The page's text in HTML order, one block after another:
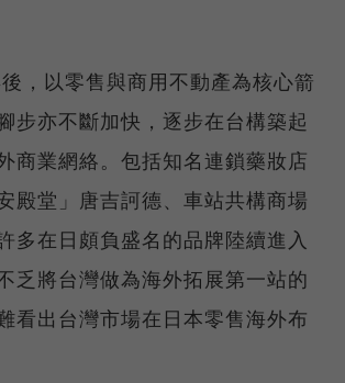
，以零售與商用不動產為核心箭
步亦不斷加快，逐步在台構築起
商業網絡。包括知名連鎖藥妝店
殿堂」唐吉訶德、車站共構商場
多在日頗負盛名的品牌陸續進入
乏將台灣做為海外拓展第一站的
看出台灣市場在日本零售海外布